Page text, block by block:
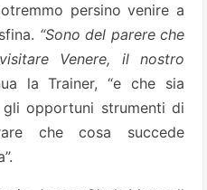
persino venire a
“Sono del parere che
Venere, il nostro
la Trainer, “e che sia
opportuni strumenti di
che cosa succede